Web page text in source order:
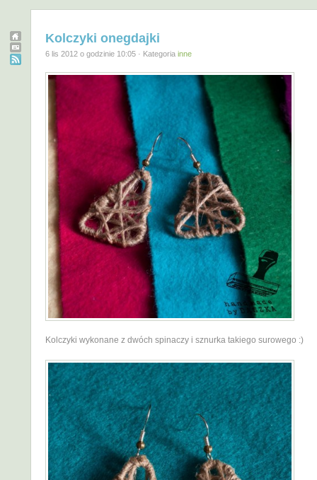
Kolczyki onegdajki
6 lis 2012 o godzinie 10:05 · Kategoria inne
Kolczyki wykonane z dwóch spinaczy i sznurka takiego surowego :)